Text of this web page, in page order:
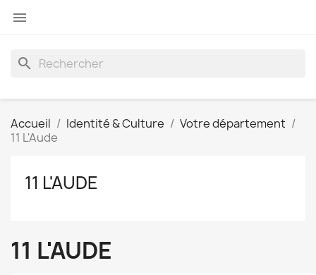

search
Accueil Identité & Culture
Votre département
11 L'Aude
11 L'AUDE
11 L'AUDE